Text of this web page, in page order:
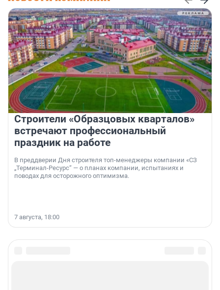
Строители «Образцовых кварталов»
встречают профессиональный
праздник на работе
В преддверии Дня строителя топ-менеджеры компании «СЗ
„Терминал-Ресурс“ — о планах компании, испытаниях и
поводах для осторожного оптимизма.
7 августа, 18:00